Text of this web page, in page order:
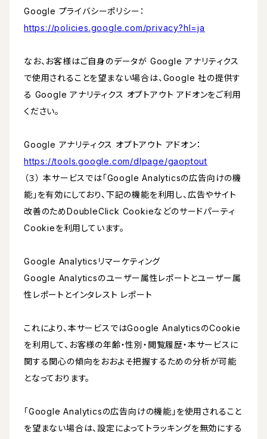
Google プライバシーポリシー：
https://policies.google.com/privacy?hl=ja
なお、お客様はご自身のデータが Google アナリティクス
で使用されることを望まない場合は、Google 社の提供す
る Google アナリティクス オプトアウト アドオンをご利用
ください。
Google アナリティクス オプトアウト アドオン：
https://tools.google.com/dlpage/gaoptout
（３） 本サービスでは「Google Analyticsの広告向けの機
能」を有効にしており、下記の機能を利用し、広告やサイト
改善のためDoubleClick Cookieなどのサードパーティ
Cookieを利用しています。
Google Analyticsリマーケティング
Google Analyticsのユーザー属性レポートとユーザー属
性レポートとインタレスト レポート
これにより、本サービスではGoogle AnalyticsのCookie
を利用して、お客様の年齢・性別・閲覧履歴・本サービスに
関する関心の傾向をおおよそ把握するための分析が可能
となっております。
「Google Analyticsの広告向けの機能」を使用されること
を望まない場合は、設定によってトラッキングを無効にする